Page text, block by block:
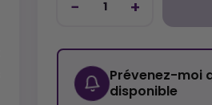
Prévenez-moi
disponible